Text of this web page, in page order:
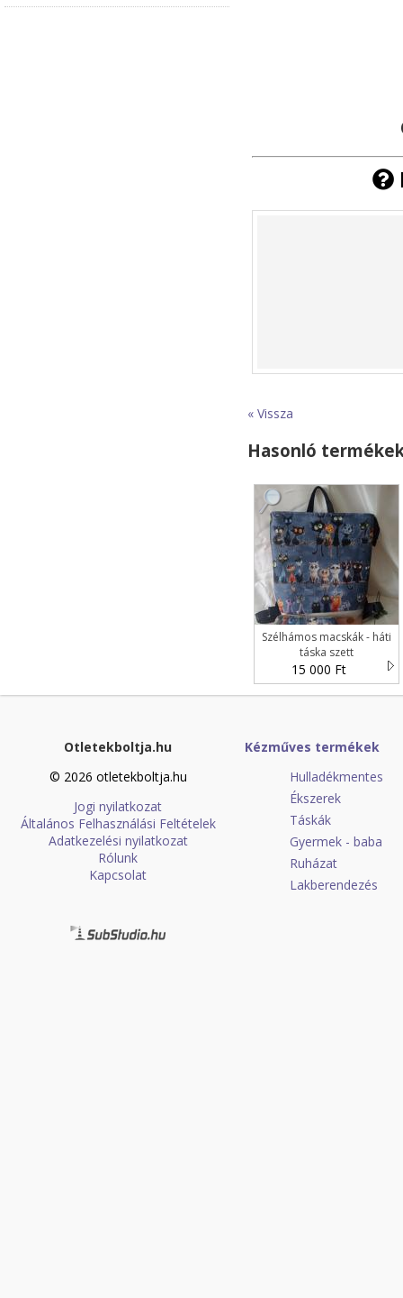
« Vissza
Hasonló
Szélhámos macskák - háti
táska szett
15 000 Ft
Otletekboltja.hu
© 2026 otletekboltja.hu
Jogi nyilatkozat
Általános Felhasználási Feltételek
Adatkezelési nyilatkozat
Rólunk
Kapcsolat
Kézműves termékek
Hulladékmentes
Ékszerek
Táskák
Gyermek - baba
Ruházat
Lakberendezés